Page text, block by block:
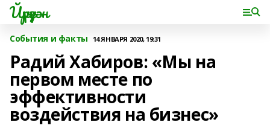
Йүрүҙән
События и факты 14 ЯНВАРЯ 2020, 19:31
Радий Хабиров: «Мы на
первом месте по
эффективности
воздействия на бизнес»